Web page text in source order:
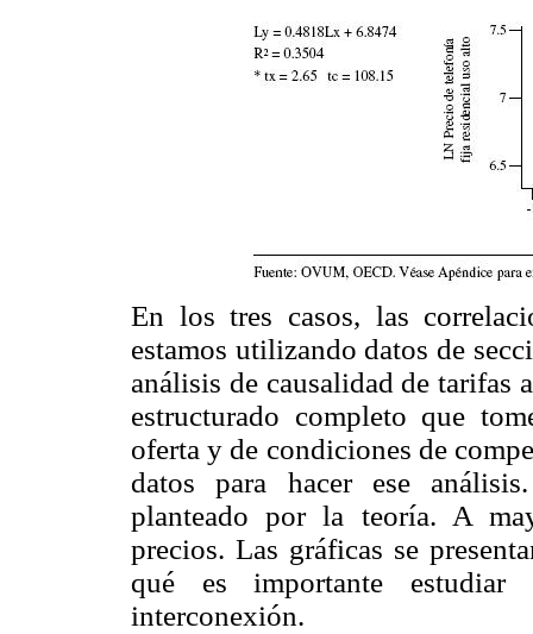
En los tres casos, las
estamos utilizando datos de
análisis de causalidad de tarifas
estructurado completo que
oferta y de condiciones de
datos para hacer ese
planteado por la teoría. A
precios. Las gráficas se
qué es importante
interconexión.